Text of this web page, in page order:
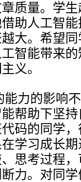
质量。学
助人工智
大。希望
智能带来
义。
力的影响
帮助下坚
码的同学
学习成长
思考过程
力。对同